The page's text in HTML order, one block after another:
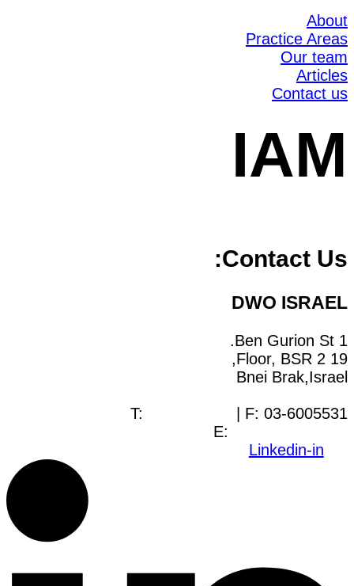
About
Practice Areas
Our team
Articles
Contact us
IAM
Contact Us:
DWO ISRAEL
1 Ben Gurion St.
19 Floor, BSR 2,
Bnei Brak,Israel
T:
| F: 03-6005531
E:
Linkedin-in